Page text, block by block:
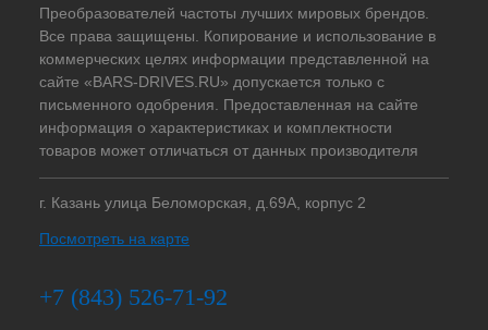
Преобразователей частоты лучших мировых брендов.
Все права защищены. Копирование и использование в
коммерческих целях информации представленной на
сайте «BARS-DRIVES.RU» допускается только с
письменного одобрения. Предоставленная на сайте
информация о характеристиках и комплектности
товаров может отличаться от данных производителя
г. Казань улица Беломорская, д.69А, корпус 2
Посмотреть на карте
+7 (843) 526-71-92